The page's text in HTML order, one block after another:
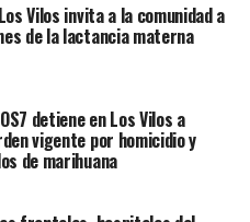
Vilos invita a la comunidad a
de la lactancia materna
detiene en Los Vilos a
vigente por homicidio y
de marihuana